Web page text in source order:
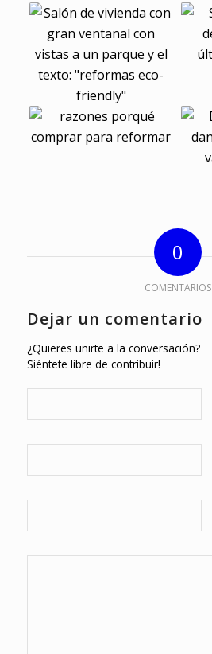
0
COMENTARIOS
Dejar un comentario
¿Quieres unirte a la conversación?
Siéntete libre de contribuir!